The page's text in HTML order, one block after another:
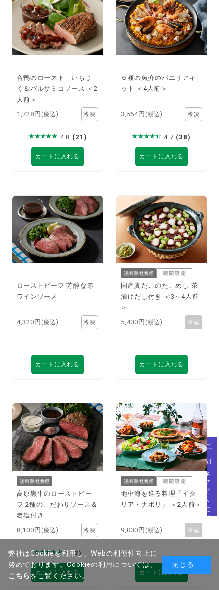
合鴨のロースト いちじ
く＆バルサミコソース ＜2
人前＞
1,728円 (税込)
4.8 (21)
カートに入れる
６種の魚介のパエリアキ
ット ＜4人前＞
3,564円 (税込)
4.7 (38)
カートに入れる
ローストビーフ 芳醇な赤
ワインソース
4,320円 (税込)
カートに入れる
国産真だこのたこめし 茶
漬けだし付き ＜3～4人前
＞
5,400円 (税込)
カートに入れる
高原黒牛のローストビー
フ 2種のこだわりソース＆
岩塩付き
8,100円 (税込)
5 (2)
カートに入れる
地中海を巡る料理「イタ
リア・ナポリ」 ＜2人前＞
9,000円 (税込)
カートに入れる
AI
チャットに質問
弊社はCookieを利用し、Webの利便性向上に
努めております。Cookieの利用については、
こちら をご覧ください。
閉じる